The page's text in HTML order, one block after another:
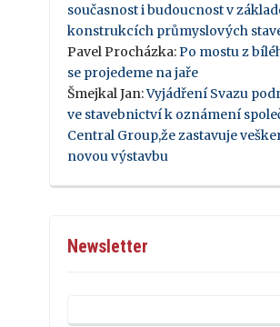
současnost i budoucnost v
konstrukcích průmyslových
Pavel Procházka: Po mostu z
se projedeme na jaře
Šmejkal Jan:Vyjádření Svazu
ve stavebnictví k oznámení
Central Group,že zastavuje
novou výstavbu
Newsletter